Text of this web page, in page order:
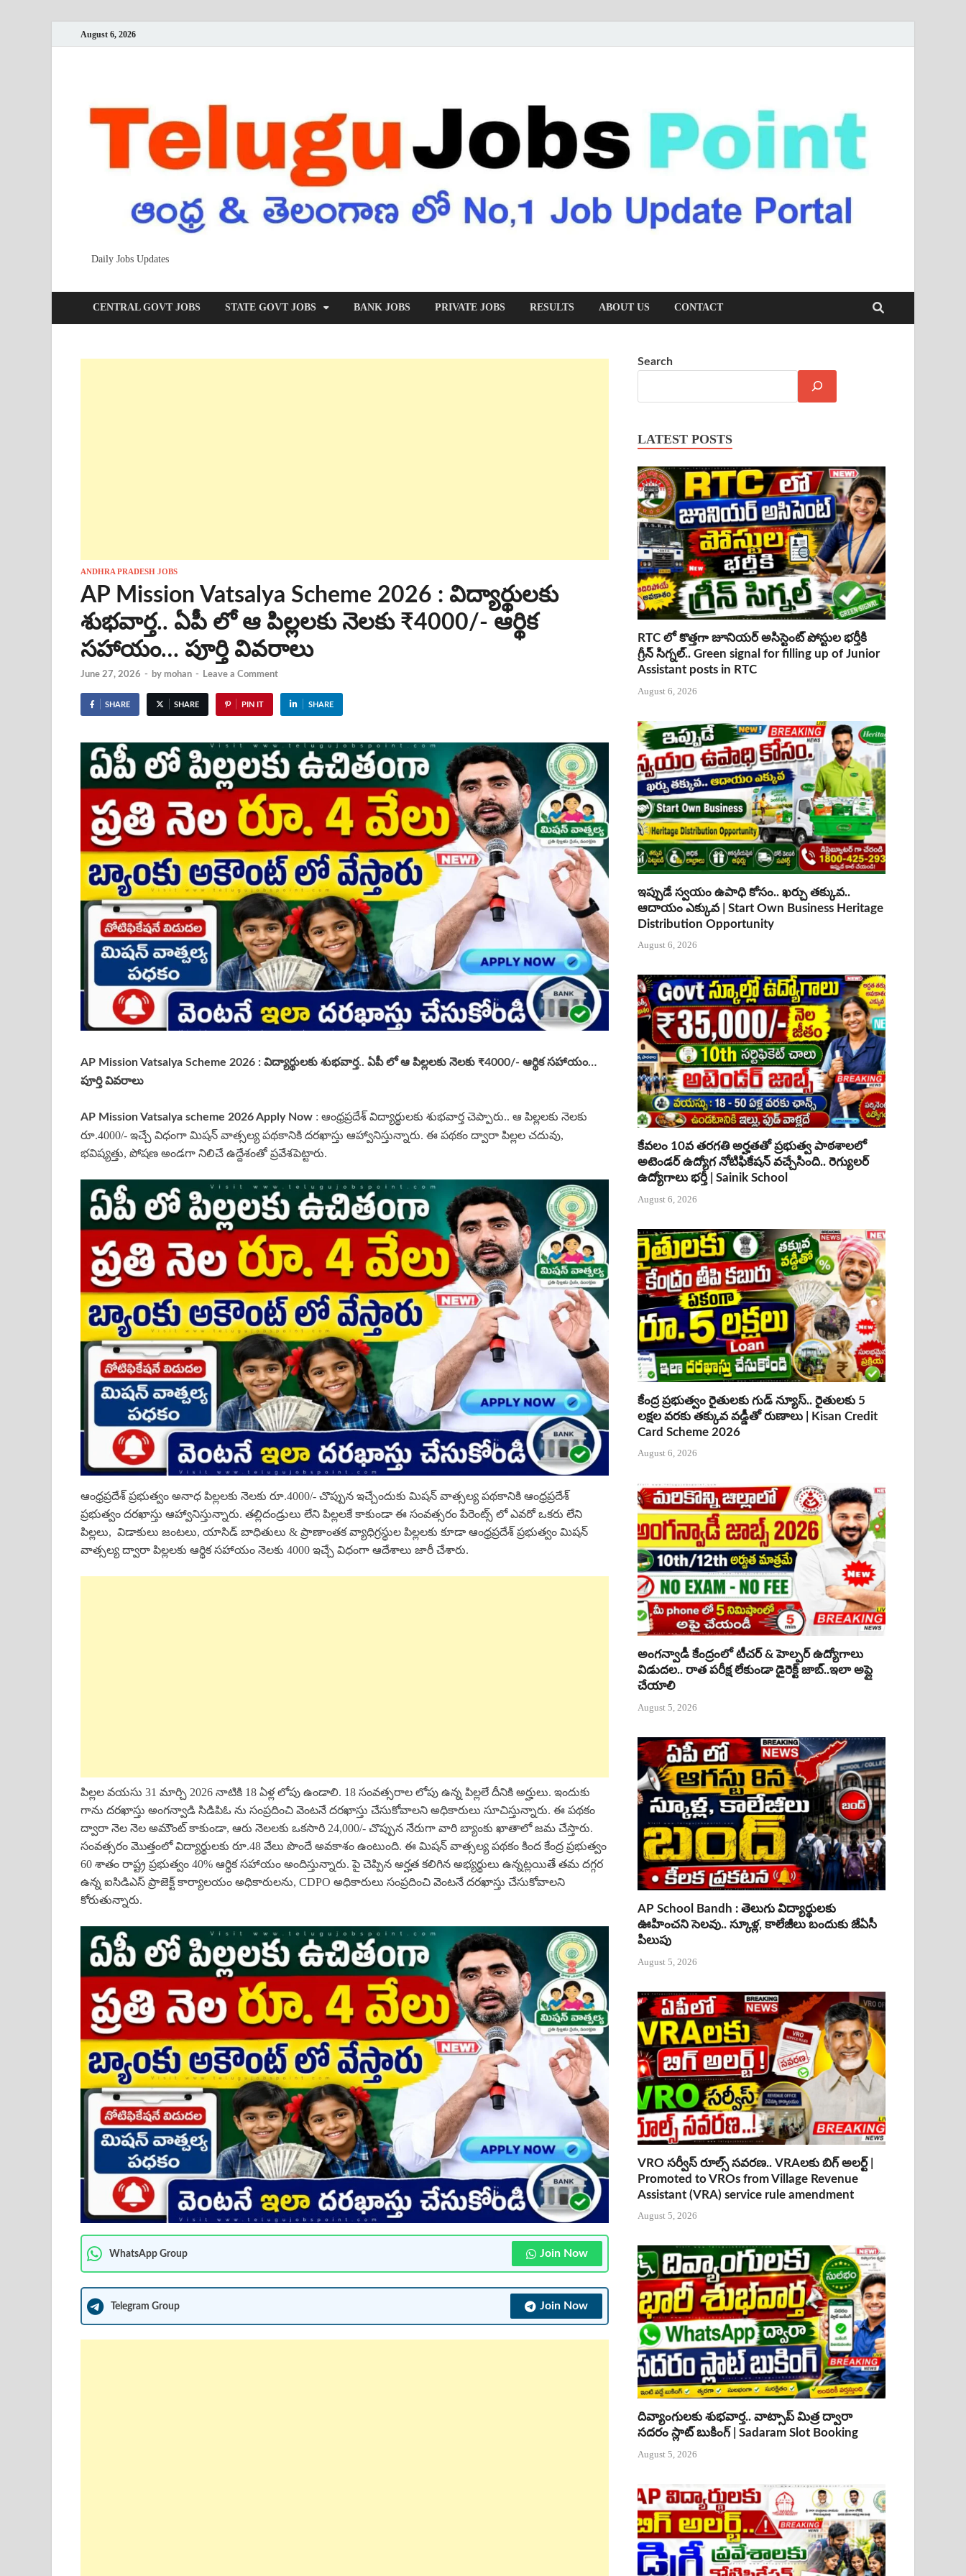
August 6, 2026
Daily Jobs Updates
CENTRAL GOVT JOBS STATE GOVT JOBS BANK JOBS PRIVATE JOBS RESULTS ABOUT US CONTACT
ANDHRA PRADESH JOBS
AP Mission Vatsalya Scheme 2026 : విద్యార్థులకు
శుభవార్త.. ఏపీ లో ఆ పిల్లలకు నెలకు ₹4000/- ఆర్థిక
సహాయం… పూర్తి వివరాలు
June 27, 2026 - by mohan - Leave a Comment
SHARE SHARE PIN IT SHARE
AP Mission Vatsalya Scheme 2026 : విద్యార్థులకు శుభవార్త.. ఏపీ లో ఆ పిల్లలకు నెలకు ₹4000/- ఆర్థిక సహాయం…
పూర్తి వివరాలు
AP Mission Vatsalya scheme 2026Apply Now : ఆంధ్రప్రదేశ్ విద్యార్థులకు శుభవార్త చెప్పారు.. ఆ పిల్లలకు నెలకు
రూ.4000/- ఇచ్చే విధంగా మిషన్ వాత్సల్య పథకానికి దరఖాస్తు ఆహ్వానిస్తున్నారు. ఈ పథకం ద్వారా పిల్లల చదువు,
భవిష్యత్తు, పోషణ అండగా నిలిచే ఉద్దేశంతో ప్రవేశపెట్టారు.
ఆంధ్రప్రదేశ్ ప్రభుత్వం అనాధ పిల్లలకు నెలకు రూ.4000/- చొప్పున ఇచ్చేందుకు మిషన్ వాత్సల్య పథకానికి ఆంధ్రప్రదేశ్
ప్రభుత్వం దరఖాస్తు ఆహ్వానిస్తున్నారు. తల్లిదండ్రులు లేని పిల్లలకే కాకుండా ఈ సంవత్సరం పేరెంట్స్ లో ఎవరో ఒకరు లేని
పిల్లలు, విడాకులు జంటలు, యాసిడ్ బాధితులు & ప్రాణాంతక వ్యాధిగ్రస్థుల పిల్లలకు కూడా ఆంధ్రప్రదేశ్ ప్రభుత్వం మిషన్
వాత్సల్య ద్వారా పిల్లలకు ఆర్థిక సహాయం నెలకు 4000 ఇచ్చే విధంగా ఆదేశాలు జారీ చేశారు.
పిల్లల వయసు 31 మార్చి 2026 నాటికి 18 ఏళ్ల లోపు ఉండాలి. 18 సంవత్సరాల లోపు ఉన్న పిల్లలే దీనికి అర్హులు. ఇందుకు
గాను దరఖాస్తు అంగన్వాడి సిడిపిఓ ను సంప్రదించి వెంటనే దరఖాస్తు చేసుకోవాలని అధికారులు సూచిస్తున్నారు. ఈ పథకం
ద్వారా నెల నెల అమౌంట్ కాకుండా, ఆరు నెలలకు ఒకసారి 24,000/- చొప్పున నేరుగా వారి బ్యాంకు ఖాతాలో జమ చేస్తారు.
సంవత్సరం మొత్తంలో విద్యార్థులకు రూ.48 వేలు పొందే అవకాశం ఉంటుంది. ఈ మిషన్ వాత్సల్య పథకం కింద కేంద్ర ప్రభుత్వం
60 శాతం రాష్ట్ర ప్రభుత్వం 40% ఆర్థిక సహాయం అందిస్తున్నారు. పై చెప్పిన అర్హత కలిగిన అభ్యర్థులు ఉన్నట్లయితే తమ దగ్గర
ఉన్న ఐసిడిఎస్ ప్రాజెక్ట్ కార్యాలయం అధికారులను, CDPO అధికారులు సంప్రదించి వెంటనే దరఖాస్తు చేసుకోవాలని
కోరుతున్నారు.
WhatsApp Group Join Now
Telegram Group Join Now
Search
LATEST POSTS
RTC లో కొత్తగా జూనియర్ అసిస్టెంట్ పోస్టుల భర్తీకి
గ్రీన్ సిగ్నల్.. Green signal for filling up of Junior
Assistant posts in RTC
August 6, 2026
ఇప్పుడే స్వయం ఉపాధి కోసం.. ఖర్చు తక్కువ..
ఆదాయం ఎక్కువ | Start Own Business Heritage
Distribution Opportunity
August 6, 2026
కేవలం 10వ తరగతి అర్హతతో ప్రభుత్వ పాఠశాలలో
అటెండర్ ఉద్యోగ నోటిఫికేషన్ వచ్చేసింది.. రెగ్యులర్
ఉద్యోగాలు భర్తీ | Sainik School
August 6, 2026
కేంద్ర ప్రభుత్వం రైతులకు గుడ్ న్యూస్.. రైతులకు 5
లక్షల వరకు తక్కువ వడ్డీతో రుణాలు | Kisan Credit
Card Scheme 2026
August 6, 2026
అంగన్వాడీ కేంద్రంలో టీచర్ & హెల్పర్ ఉద్యోగాలు
విడుదల.. రాత పరీక్ష లేకుండా డైరెక్ట్ జాబ్..ఇలా అప్లై
చేయాలి
August 5, 2026
AP School Bandh : తెలుగు విద్యార్థులకు
ఊహించని సెలవు.. స్కూళ్ల, కాలేజీలు బందుకు జేఏసీ
పిలుపు
August 5, 2026
VRO సర్వీస్ రూల్స్ సవరణ.. VRAలకు బిగ్ అలర్ట్ |
Promoted to VROs from Village Revenue
Assistant (VRA) service rule amendment
August 5, 2026
దివ్యాంగులకు శుభవార్త.. వాట్సాప్ మిత్ర ద్వారా
సదరం స్లాట్ బుకింగ్ | Sadaram Slot Booking
August 5, 2026